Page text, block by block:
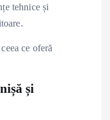
tehnice și
ce oferă
și